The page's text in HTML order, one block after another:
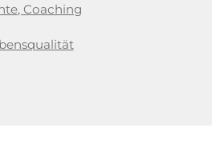
Coaching